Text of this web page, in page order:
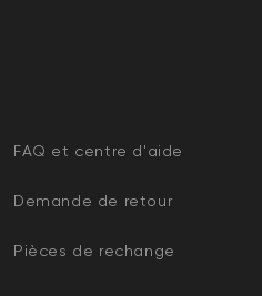
FAQ et centre d'aide
Demande de retour
Pièces de rechange